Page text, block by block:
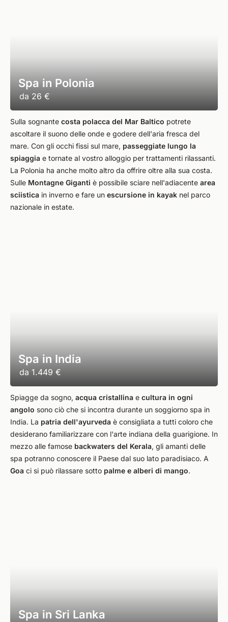
Spa in Polonia
da 26 €
Sulla sognante costa polacca del Mar Baltico potrete
ascoltare il suono delle onde e godere dell'aria fresca del
mare. Con gli occhi fissi sul mare, passeggiate lungo la
spiaggia e tornate al vostro alloggio per trattamenti rilassanti.
La Polonia ha anche molto altro da offrire oltre alla sua costa.
Sulle Montagne Giganti è possibile sciare nell'adiacente area
sciistica in inverno e fare un escursione in kayak nel parco
nazionale in estate.
Spa in India
da 1.449 €
Spiagge da sogno, acqua cristallina e cultura in ogni
angolo sono ciò che si incontra durante un soggiorno spa in
India. La patria dell'ayurveda è consigliata a tutti coloro che
desiderano familiarizzare con l'arte indiana della guarigione. In
mezzo alle famose backwaters del Kerala, gli amanti delle
spa potranno conoscere il Paese dal suo lato paradisiaco. A
Goa ci si può rilassare sotto palme e alberi di mango.
Spa in Sri Lanka